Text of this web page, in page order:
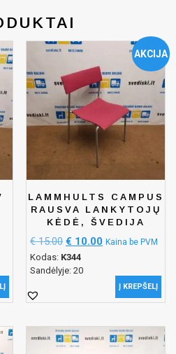
AKCIJA
LAMMHULTS CAMPUS
RAUSVA LANKYTOJŲ
KĖDĖ, ŠVEDIJA
€15.00 € 10.00 Kaina be PVM
Kodas: K344
Sandėlyje: 20
Į KREPŠELĮ